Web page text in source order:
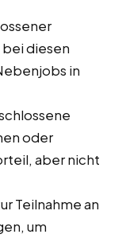
bei diesen
in
oder
aber nicht
Teilnahme an
um